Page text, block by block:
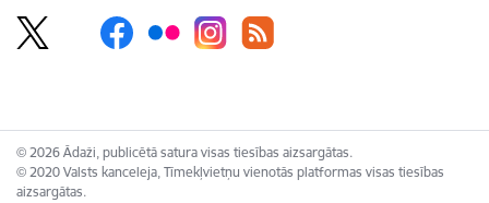
© 2026 Ādaži, publicētā satura visas tiesības aizsargātas.
© 2020 Valsts kanceleja, Tīmekļvietņu vienotās platformas visas tiesības
aizsargātas.